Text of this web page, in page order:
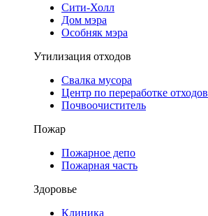
Сити-Холл
Дом мэра
Особняк мэра
Утилизация отходов
Свалка мусора
Центр по переработке отходов
Почвоочиститель
Пожар
Пожарное депо
Пожарная часть
Здоровье
Клиника